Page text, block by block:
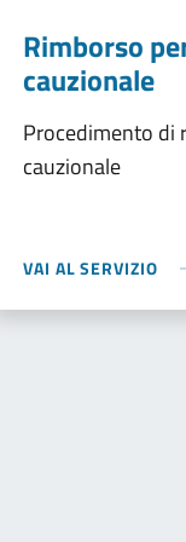
Rimborso
cauzionale
Procedimento di
cauzionale
VAI AL SERVIZIO